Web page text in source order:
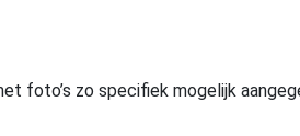
foto’s zo specifiek mogelijk